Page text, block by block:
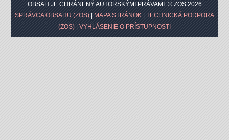
OBSAH JE CHRÁNENÝ AUTORSKÝMI PRÁVAMI. © ZOS 2026
SPRÁVCA OBSAHU (ZOS)
MAPA STRÁNOK
TECHNICKÁ PODPORA
(ZOS)
VYHLÁSENIE O PRÍSTUPNOSTI